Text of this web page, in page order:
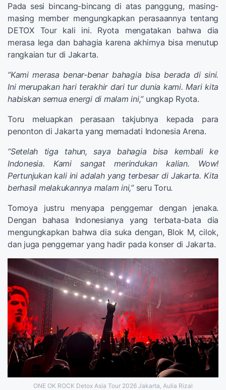
Pada sesi bincang-bincang di atas panggung, masing-
masing member mengungkapkan perasaannya tentang
DETOX Tour kali ini. Ryota mengatakan bahwa dia
merasa lega dan bahagia karena akhirnya bisa menutup
rangkaian tur di Jakarta.
“Kami merasa benar-benar bahagia bisa berada di sini.
Ini merupakan hari terakhir dari tur dunia kami. Mari kita
habiskan semua energi di malam ini,”ungkap Ryota.
Toru meluapkan perasaan takjubnya kepada para
penonton di Jakarta yang memadati Indonesia Arena.
“Setelah tiga tahun, saya bahagia bisa kembali ke
Indonesia. Kami sangat merindukan kalian. Wow!
Pertunjukan kali ini adalah yang terbesar di Jakarta. Kita
berhasil melakukannya malam ini,”seru Toru.
Tomoya justru menyapa penggemar dengan jenaka.
Dengan bahasa Indonesianya yang terbata-bata dia
mengungkapkan bahwa dia suka dengan, Blok M, cilok,
dan juga penggemar yang hadir pada konser di Jakarta.
ONE OK ROCK Detox Asia Tour 2026 Jakarta, Aulia Rizal